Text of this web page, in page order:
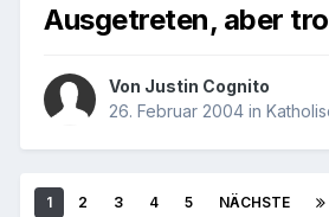
Ausgetreten, aber
Von Justin Cognito
26. Februar 2004 in
1 2 3 4 5 NÄCHSTE